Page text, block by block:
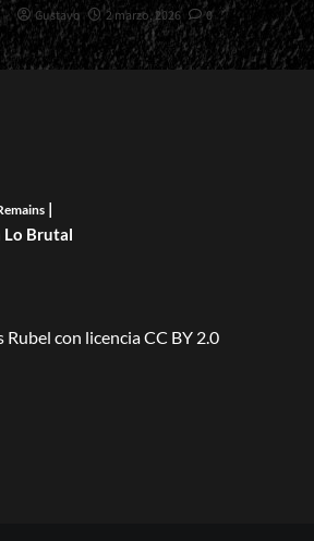
Gustavo 2 marzo, 2026 0
|
Lo Brutal
Rubel con licenciaCC BY 2.0